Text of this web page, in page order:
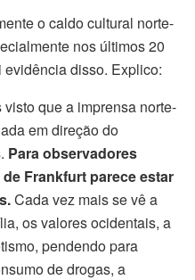
o caldo cultural norte-
nos últimos 20
disso. Explico:
que a imprensa norte-
em direção do
Para observadores
Frankfurt parece estar
Cada vez mais se vê a
os valores ocidentais, a
pendendo para
de drogas, a